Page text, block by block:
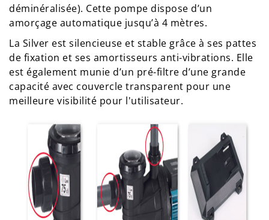
déminéralisée). Cette pompe dispose d’un
amorçage automatique jusqu’à 4 mètres.
La Silver est silencieuse et stable grâce à ses pattes
de fixation et ses amortisseurs anti-vibrations. Elle
est également munie d’un pré-filtre d’une grande
capacité avec couvercle transparent pour une
meilleure visibilité pour l'utilisateur.